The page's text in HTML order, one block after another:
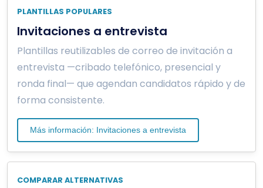
PLANTILLAS POPULARES
Invitaciones a entrevista
Plantillas reutilizables de correo de invitación a
entrevista —cribado telefónico, presencial y
ronda final— que agendan candidatos rápido y de
forma consistente.
Más información: Invitaciones a entrevista
COMPARAR ALTERNATIVAS